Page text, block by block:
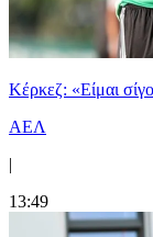
Κέρκεζ: «Είμαι
ΑΕΛ
|
13:49